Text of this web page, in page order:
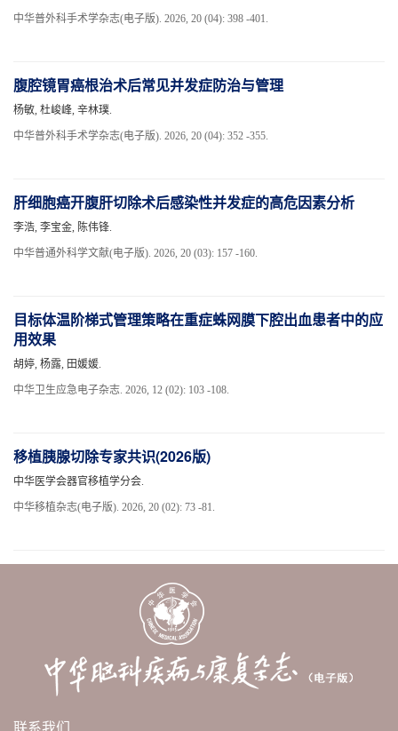
中华普外科手术学杂志(电子版). 2026, 20 (04): 398 -401.
腹腔镜胃癌根治术后常见并发症防治与管理
杨敏, 杜峻峰, 辛林璞.
中华普外科手术学杂志(电子版). 2026, 20 (04): 352 -355.
肝细胞癌开腹肝切除术后感染性并发症的高危因素分析
李浩, 李宝金, 陈伟锋.
中华普通外科学文献(电子版). 2026, 20 (03): 157 -160.
目标体温阶梯式管理策略在重症蛛网膜下腔出血患者中的应
用效果
胡婷, 杨露, 田媛媛.
中华卫生应急电子杂志. 2026, 12 (02): 103 -108.
移植胰腺切除专家共识(2026版)
中华医学会器官移植学分会.
中华移植杂志(电子版). 2026, 20 (02): 73 -81.
联系我们